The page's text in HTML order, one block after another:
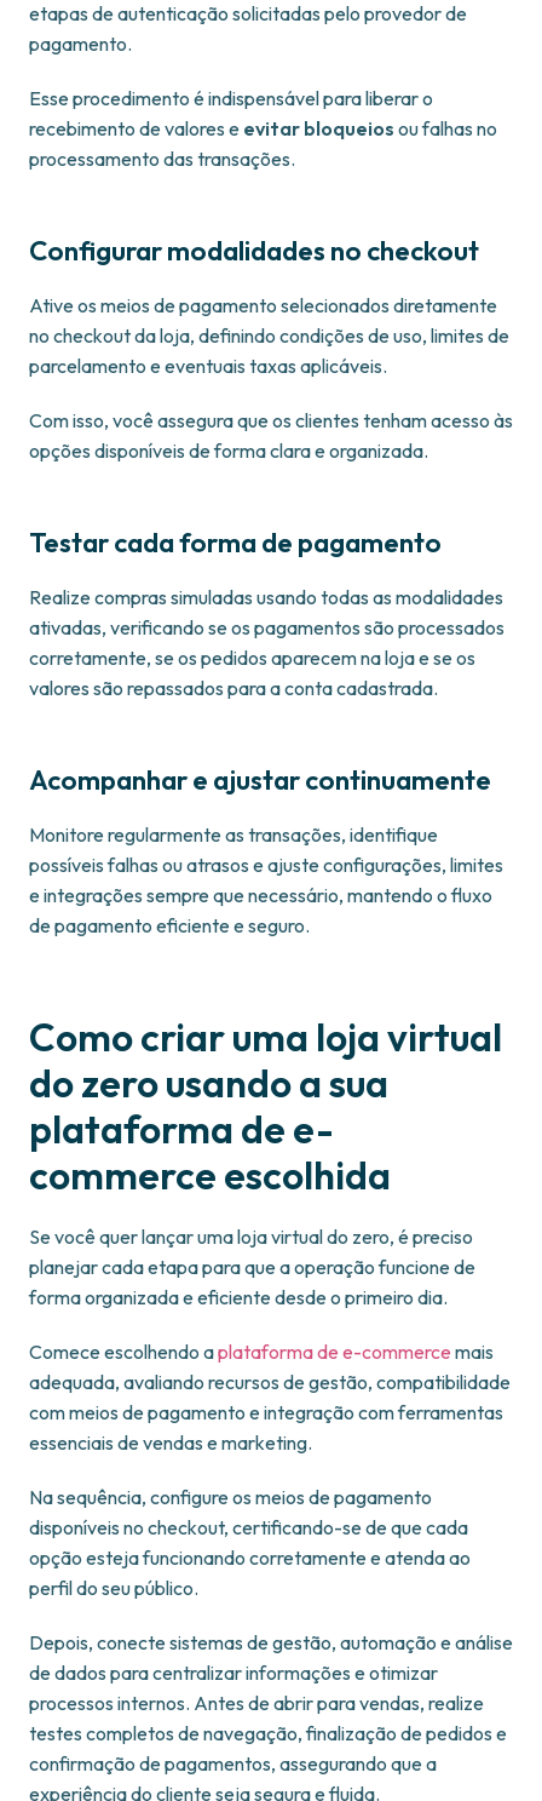
etapas de autenticação solicitadas pelo provedor de
pagamento.
Esse procedimento é indispensável para liberar o
recebimento de valores e evitar bloqueios ou falhas no
processamento das transações.
Configurar modalidades no checkout
Ative os meios de pagamento selecionados diretamente
no checkout da loja, definindo condições de uso, limites de
parcelamento e eventuais taxas aplicáveis.
Com isso, você assegura que os clientes tenham acesso às
opções disponíveis de forma clara e organizada.
Testar cada forma de pagamento
Realize compras simuladas usando todas as modalidades
ativadas, verificando se os pagamentos são processados
corretamente, se os pedidos aparecem na loja e se os
valores são repassados para a conta cadastrada.
Acompanhar e ajustar continuamente
Monitore regularmente as transações, identifique
possíveis falhas ou atrasos e ajuste configurações, limites
e integrações sempre que necessário, mantendo o fluxo
de pagamento eficiente e seguro.
Como criar uma loja virtual
do zero usando a sua
plataforma de e-
commerce escolhida
Se você quer lançar uma loja virtual do zero, é preciso
planejar cada etapa para que a operação funcione de
forma organizada e eficiente desde o primeiro dia.
Comece escolhendo aplataforma de e-commerce mais
adequada, avaliando recursos de gestão, compatibilidade
com meios de pagamento e integração com ferramentas
essenciais de vendas e marketing.
Na sequência, configure os meios de pagamento
disponíveis no checkout, certificando-se de que cada
opção esteja funcionando corretamente e atenda ao
perfil do seu público.
Depois, conecte sistemas de gestão, automação e análise
de dados para centralizar informações e otimizar
processos internos. Antes de abrir para vendas, realize
testes completos de navegação, finalização de pedidos e
confirmação de pagamentos, assegurando que a
experiência do cliente seja segura e fluida.